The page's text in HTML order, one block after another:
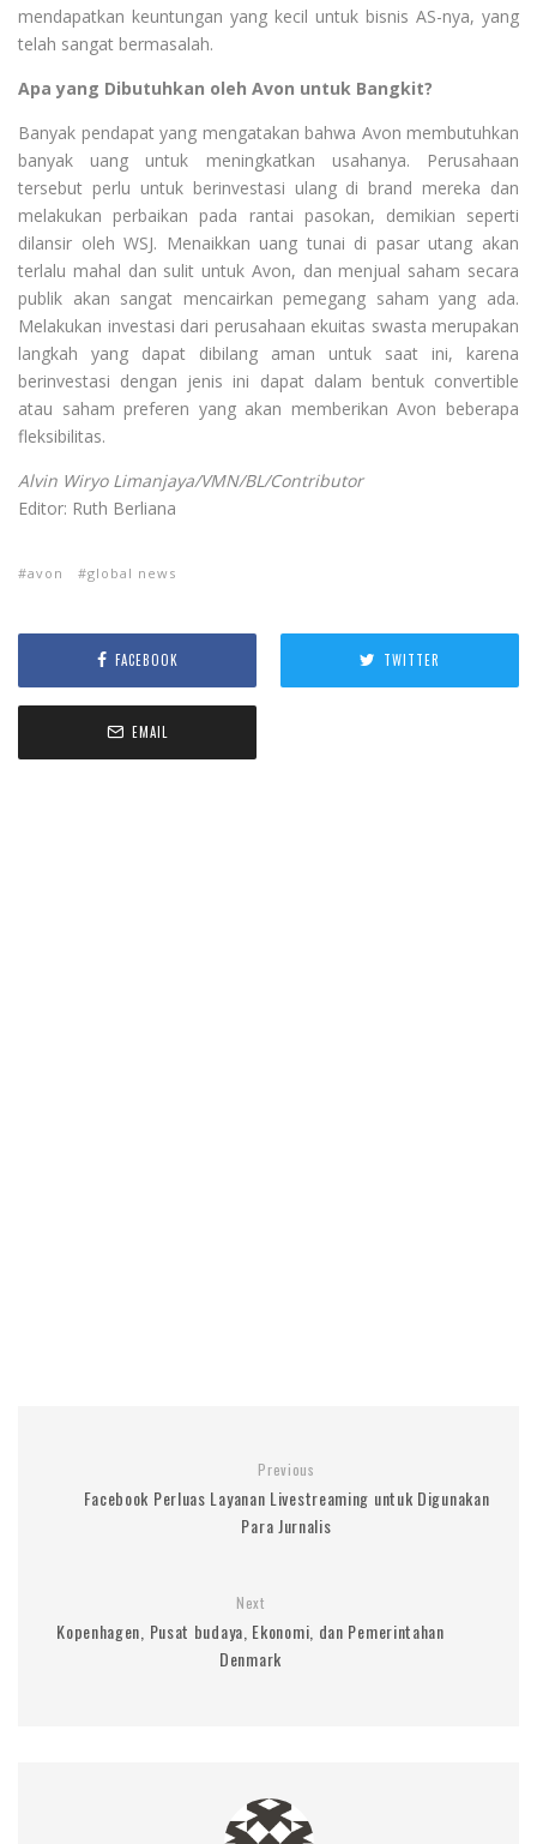
mendapatkan keuntungan yang kecil untuk bisnis AS-nya, yang
telah sangat bermasalah.
Apa yang Dibutuhkan oleh Avon untuk Bangkit?
Banyak pendapat yang mengatakan bahwa Avon membutuhkan
banyak uang untuk meningkatkan usahanya. Perusahaan
tersebut perlu untuk berinvestasi ulang di brand mereka dan
melakukan perbaikan pada rantai pasokan, demikian seperti
dilansir oleh WSJ. Menaikkan uang tunai di pasar utang akan
terlalu mahal dan sulit untuk Avon, dan menjual saham secara
publik akan sangat mencairkan pemegang saham yang ada.
Melakukan investasi dari perusahaan ekuitas swasta merupakan
langkah yang dapat dibilang aman untuk saat ini, karena
berinvestasi dengan jenis ini dapat dalam bentuk convertible
atau saham preferen yang akan memberikan Avon beberapa
fleksibilitas.
Alvin Wiryo Limanjaya/VMN/BL/Contributor
Editor: Ruth Berliana
avon global news
FACEBOOK TWITTER
EMAIL
Previous
Facebook Perluas Layanan Livestreaming untuk Digunakan
Para Jurnalis
Next
Kopenhagen, Pusat budaya, Ekonomi, dan Pemerintahan
Denmark